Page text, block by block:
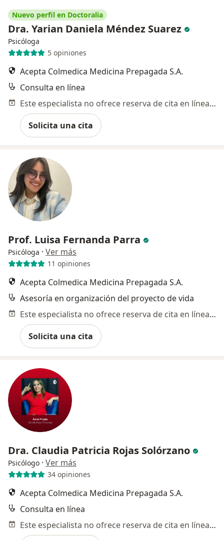
Nuevo perfil en Doctoralia
Dra. Yarian Daniela Méndez Suarez
Psicóloga
5 opiniones
Acepta Colmedica Medicina Prepagada S.A.
Consulta en línea
Este especialista no ofrece reserva de cita en línea en esta dirección.
Solicita una cita
Prof. Luisa Fernanda Parra
Psicóloga · Ver más
11 opiniones
Acepta Colmedica Medicina Prepagada S.A.
Asesoría en organización del proyecto de vida
Este especialista no ofrece reserva de cita en línea en esta dirección.
Solicita una cita
Dra. Claudia Patricia Rojas Solórzano
Psicólogo · Ver más
34 opiniones
Acepta Colmedica Medicina Prepagada S.A.
Consulta en línea
Este especialista no ofrece reserva de cita en línea en esta dirección.